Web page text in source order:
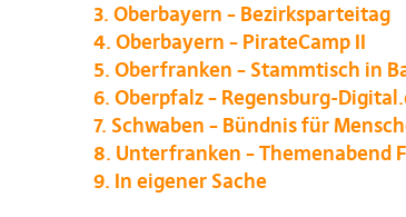
3. Oberbayern – Bezirksparteitag
4. Oberbayern – PirateCamp II
5. Oberfranken – Stammtisch in
6. Oberpfalz – Regensburg-
7. Schwaben – Bündnis für
8. Unterfranken – Themenabend
9. In eigener Sache